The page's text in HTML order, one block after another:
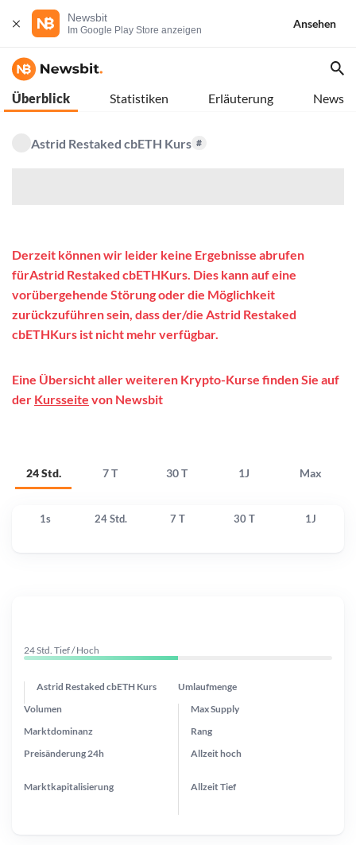
Newsbit
Im Google Play Store anzeigen
Ansehen
Überblick Statistiken Erläuterung News
Astrid Restaked cbETH Kurs #
24 Std. 7 T 30 T 1J Max
Derzeit können wir leider keine Ergebnisse abrufen
fürAstrid Restaked cbETHKurs. Dies kann auf eine
vorübergehende Störung oder die Möglichkeit
zurückzuführen sein, dass der/die Astrid Restaked
cbETHKurs ist nicht mehr verfügbar.
Eine Übersicht aller weiteren Krypto-Kurse finden Sie auf
der Kursseite von Newsbit
1s 24 Std. 7 T 30 T 1J
24 Std. Tief / Hoch
Astrid Restaked cbETH Kurs Umlaufmenge
Preisänderung 24h
Max Supply
Marktdominanz
Marktkapitalisierung
Volumen
Rang
Allzeithoch
AllzeitTief